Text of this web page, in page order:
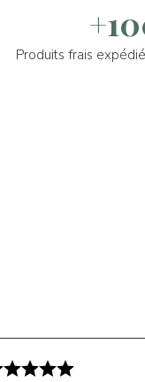
Produits frais